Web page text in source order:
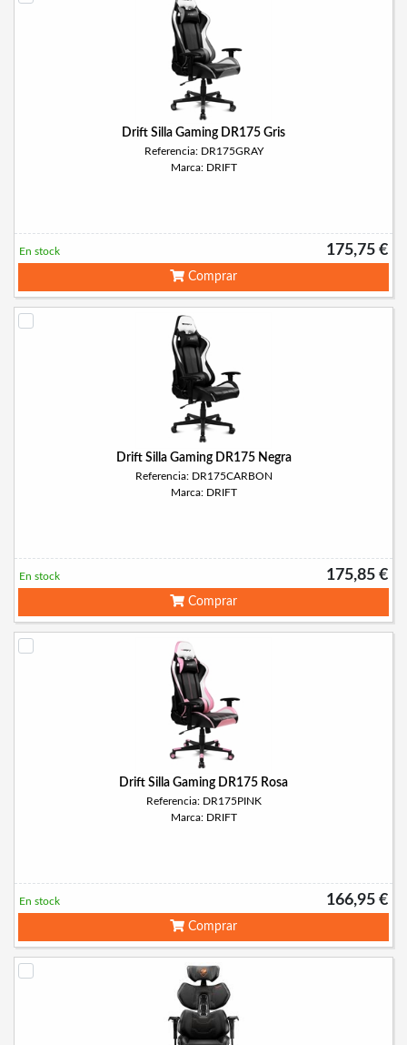
Drift Silla Gaming DR175 Gris
Referencia: DR175GRAY
Marca: DRIFT
175,75 €
En stock
Comprar
Drift Silla Gaming DR175 Negra
Referencia: DR175CARBON
Marca: DRIFT
175,85 €
En stock
Comprar
Drift Silla Gaming DR175 Rosa
Referencia: DR175PINK
Marca: DRIFT
166,95 €
En stock
Comprar